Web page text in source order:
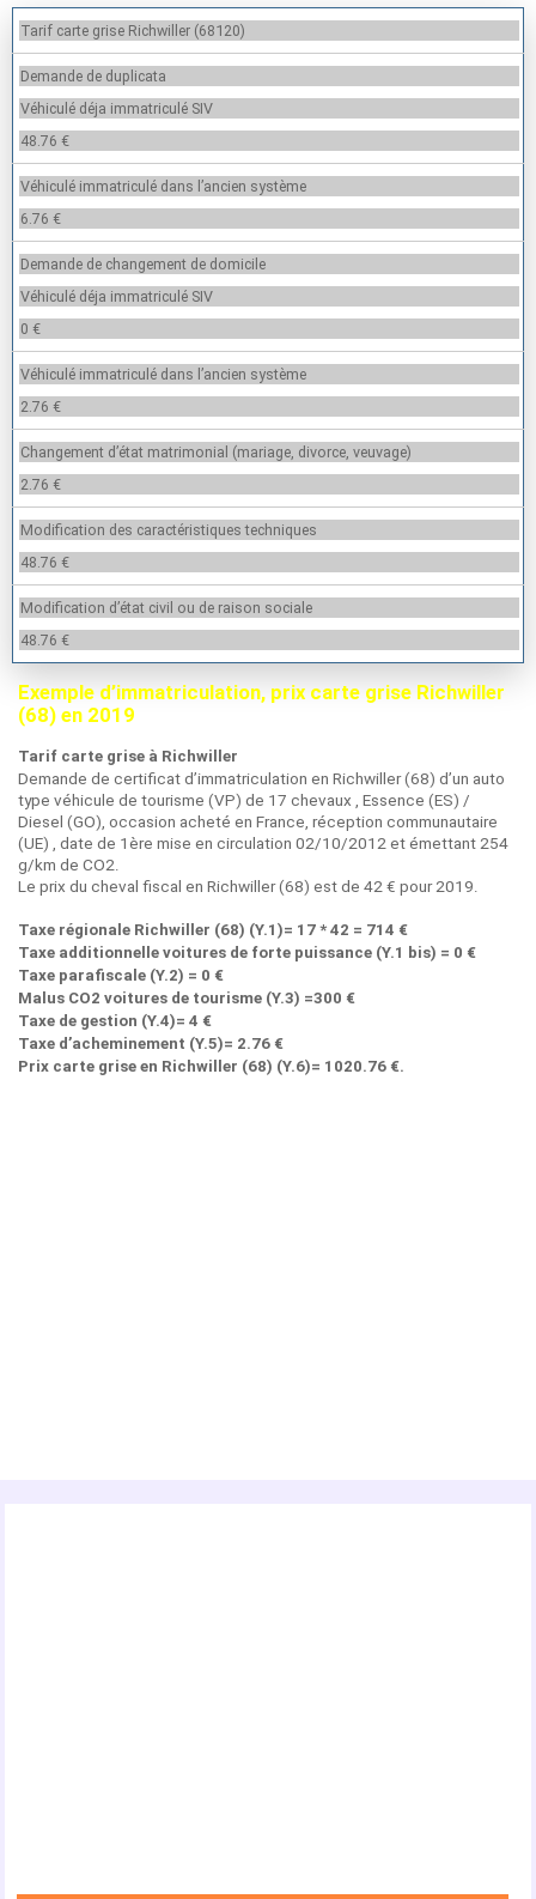
Tarif carte grise Richwiller (68120)
Demande de duplicata
Véhiculé déja immatriculé SIV
48.76 €
Véhiculé immatriculé dans l’ancien système
6.76 €
Demande de changement de domicile
Véhiculé déja immatriculé SIV
0 €
Véhiculé immatriculé dans l’ancien système
2.76 €
Changement d’état matrimonial (mariage, divorce, veuvage)
2.76 €
Modification des caractéristiques techniques
48.76 €
Modification d’état civil ou de raison sociale
48.76 €
Exemple d’immatriculation, prix carte grise Richwiller
(68) en 2019
Tarif carte grise à Richwiller
Demande de certificat d’immatriculation en Richwiller (68) d’un auto
type véhicule de tourisme (VP) de 17 chevaux , Essence (ES) /
Diesel (GO), occasion acheté en France, réception communautaire
(UE) , date de 1ère mise en circulation 02/10/2012 et émettant 254
g/km de CO2.
Le prix du cheval fiscal en Richwiller (68) est de 42 € pour 2019.
Taxe régionale Richwiller (68) (Y.1)= 17 * 42 = 714 €
Taxe additionnelle voitures de forte puissance (Y.1 bis) = 0 €
Taxe parafiscale (Y.2) = 0 €
Malus CO2 voitures de tourisme (Y.3) =300 €
Taxe de gestion (Y.4)= 4 €
Taxe d’acheminement (Y.5)= 2.76 €
Prix carte grise en Richwiller (68) (Y.6)= 1020.76 €.